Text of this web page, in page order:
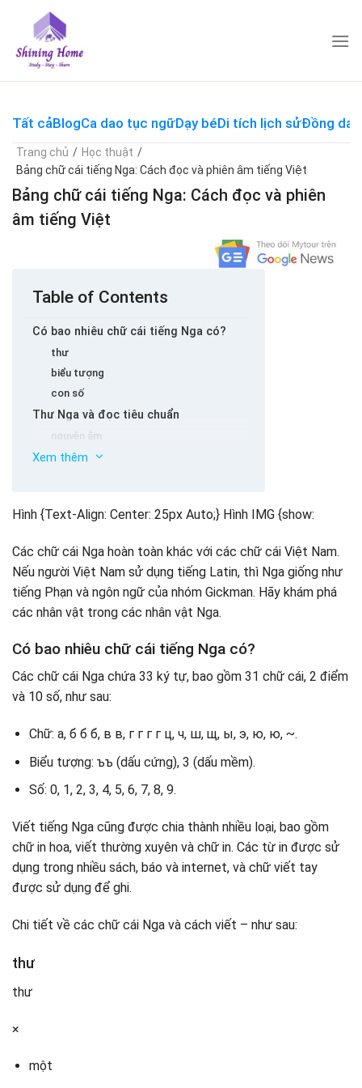
content
Tất cảBlogCa dao tục ngữDạy béDi tích lịch sửĐồng dao
Trang chủ / Học thuật /
Bảng chữ cái tiếng Nga: Cách đọc và phiên âm tiếng Việt
Bảng chữ cái tiếng Nga: Cách đọc và phiên
âm tiếng Việt
Table of Contents
Có bao nhiêu chữ cái tiếng Nga có?
thư
biểu tượng
con số
Thư Nga và đọc tiêu chuẩn
nguyên âm
phụ âm
Mẹo để học các chữ cái Nga rất dễ nhớ
Liên hệ với các ngôn ngữ khác
Kết hợp từ vựng và nền
Bài tập thường xuyên
Xem phim và nghe nhạc Nga
Kết luận
Xem thêm
Hình {Text-Align: Center: 25px Auto;} Hình IMG {show:
Các chữ cái Nga hoàn toàn khác với các chữ cái Việt Nam.
Nếu người Việt Nam sử dụng tiếng Latin, thì Nga giống như
tiếng Phạn và ngôn ngữ của nhóm Gickman. Hãy khám phá
các nhân vật trong các nhân vật Nga.
Có bao nhiêu chữ cái tiếng Nga có?
Các chữ cái Nga chứa 33 ký tự, bao gồm 31 chữ cái, 2 điểm
và 10 số, như sau:
Chữ: а, б б б, в в, г г г г ц, ч, ш, щ, ы, э, ю, ю, ~.
Biểu tượng: ъъ (dấu cứng), 3 (dấu mềm).
Số: 0, 1, 2, 3, 4, 5, 6, 7, 8, 9.
Viết tiếng Nga cũng được chia thành nhiều loại, bao gồm
chữ in hoa, viết thường xuyên và chữ in. Các từ in được sử
dụng trong nhiều sách, báo và internet, và chữ viết tay
được sử dụng để ghi.
Chi tiết về các chữ cái Nga và cách viết – như sau:
thư
thư
×
một